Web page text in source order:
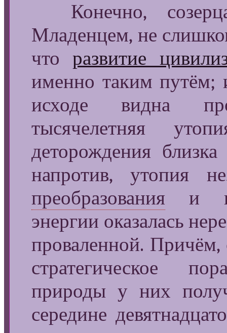
Конечно,
Младенцем, не
что развитие
именно таким путём;
исходе видна
тысячелетняя
деторождения
напротив, утопия
преобразования и
энергии оказалась
проваленной. Причём,
стратегическое
природы у них
середине